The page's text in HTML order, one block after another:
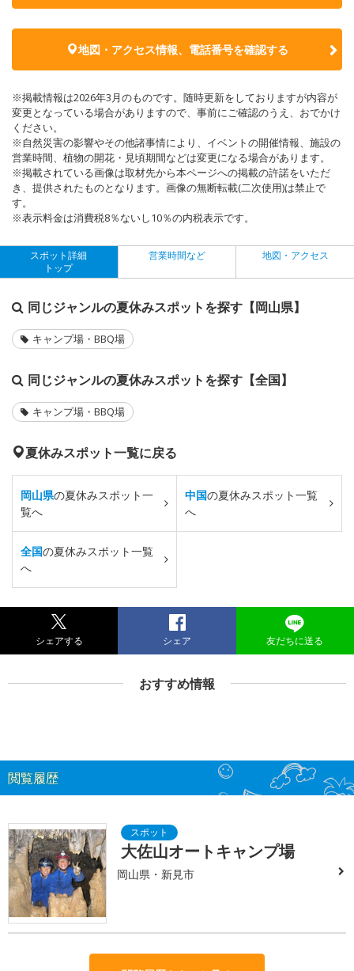
地図・アクセス情報、電話番号を確認する
※掲載情報は2026年3月のものです。随時更新をしておりますが内容が
変更となっている場合がありますので、事前にご確認のうえ、おでかけ
ください。
※自然災害の影響やその他諸事情により、イベントの開催情報、施設の
営業時間、植物の開花・見頃期間などは変更になる場合があります。
※掲載されている画像は取材先から本ページへの掲載の許諾をいただ
き、提供されたものとなります。画像の無断転載(二次使用)は禁止で
す。
※表示料金は消費税8％ないし10％の内税表示です。
スポット詳細
トップ
営業時間など 地図・アクセス
同じジャンルの夏休みスポットを探す【岡山県】
キャンプ場・BBQ場
同じジャンルの夏休みスポットを探す【全国】
キャンプ場・BBQ場
夏休みスポット一覧に戻る
岡山県の夏休みスポット一
覧へ
中国の夏休みスポット一覧
へ
全国の夏休みスポット一覧
へ
シェアする シェア 友だちに送る
おすすめ情報
閲覧履歴
大佐山オートキャンプ場
岡山県・新見市